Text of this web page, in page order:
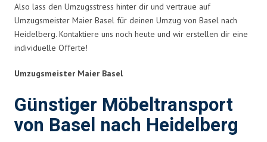
Also lass den Umzugsstress hinter dir und vertraue auf
Umzugsmeister Maier Basel für deinen Umzug von Basel nach
Heidelberg. Kontaktiere uns noch heute und wir erstellen dir eine
individuelle Offerte!
Umzugsmeister Maier Basel
Günstiger Möbeltransport
von Basel nach Heidelberg